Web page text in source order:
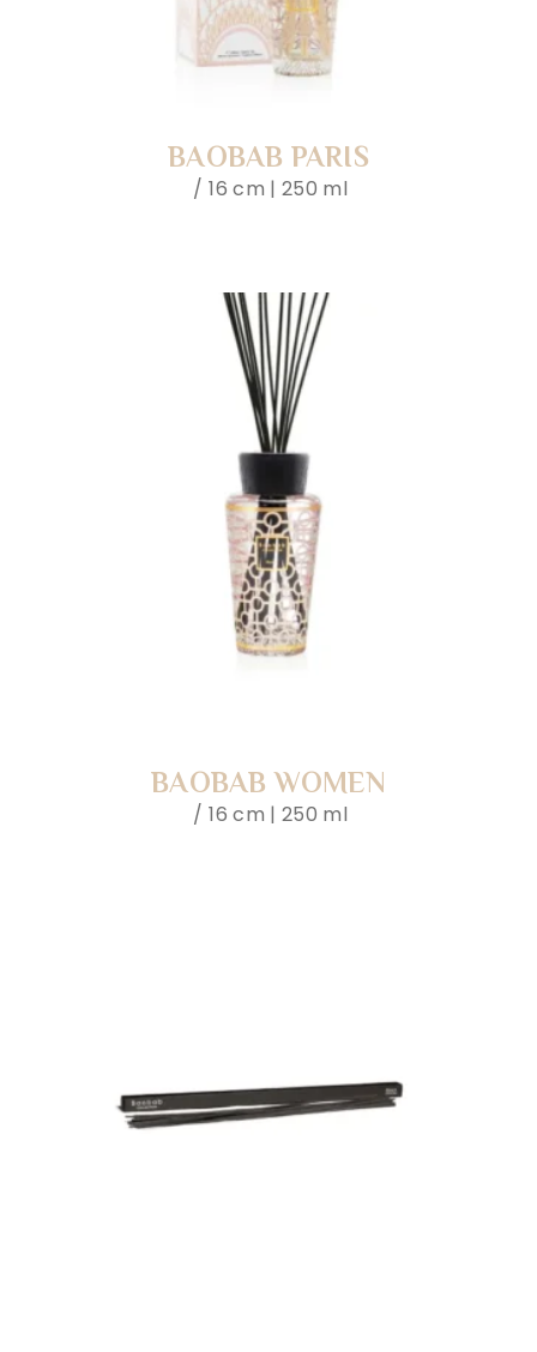
BAOBAB PARIS
16 cm | 250 ml
BAOBAB WOMEN
16 cm | 250 ml